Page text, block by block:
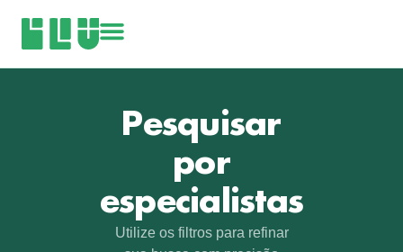
Pesquisar
por
especialistas
Utilize os filtros para refinar